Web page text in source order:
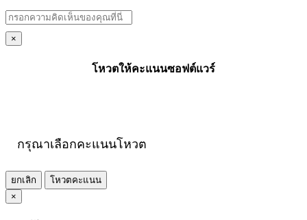
×
โหวตให้คะแนนซอฟต์แวร์
กรุณาเลือกคะแนนโหวต
ยกเลิก
โหวตคะแนน
×